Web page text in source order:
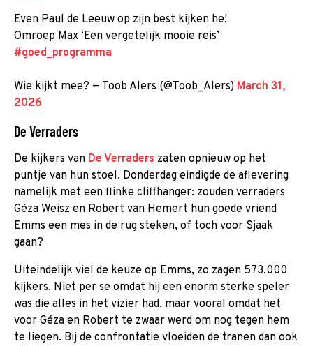
Even Paul de Leeuw op zijn best kijken he!
Omroep Max ‘Een vergetelijk mooie reis’
#goed_programma
Wie kijkt mee? — Toob Alers (@Toob_Alers) March 31,
2026
De Verraders
De kijkers van De Verraders zaten opnieuw op het
puntje van hun stoel. Donderdag eindigde de aflevering
namelijk met een flinke cliffhanger: zouden verraders
Géza Weisz en Robert van Hemert hun goede vriend
Emms een mes in de rug steken, of toch voor Sjaak
gaan?
Uiteindelijk viel de keuze op Emms, zo zagen 573.000
kijkers. Niet per se omdat hij een enorm sterke speler
was die alles in het vizier had, maar vooral omdat het
voor Géza en Robert te zwaar werd om nog tegen hem
te liegen. Bij de confrontatie vloeiden de tranen dan ook